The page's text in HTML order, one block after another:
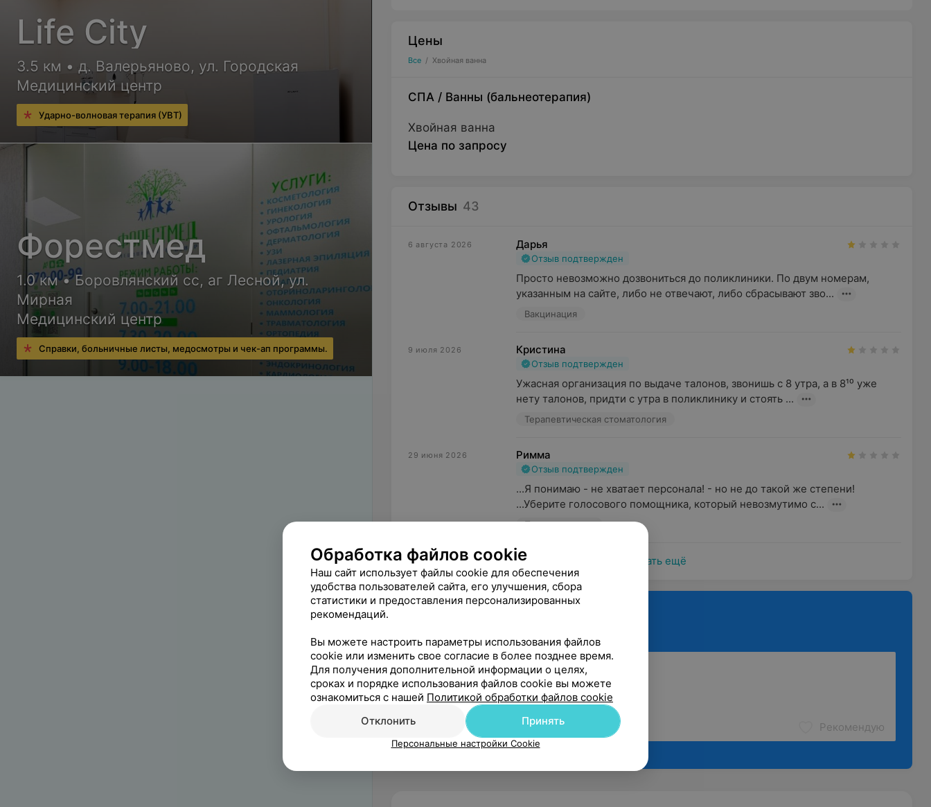
Цены
Все / Хвойная ванна
СПА/ Ванны (бальнеотерапия)
Хвойная ванна
Цена по запросу
Отзывы 43
6 августа 2026 Дарья
Отзыв подтвержден
Просто невозможно дозвониться до поликлиники. По двум номерам,
указанным на сайте, либо не отвечают, либо сбрасывают зво...
Вакцинация
9 июля 2026 Кристина
Отзыв подтвержден
Ужасная организация по выдаче талонов, звонишь с 8 утра, а в 8¹⁰ уже
нету талонов, придти с утра в поликлинику и стоять ...
Терапевтическая стоматология
29 июня 2026 Римма
Отзыв подтвержден
...Я понимаю - не хватает персонала! - но не до такой же степени!
...Уберите голосового помощника, который невозмутимо с...
Пульмонология
Показать ещё
Рекомендую
Life City
3.5 км • д. Валерьяново, ул. Городская
Медицинский центр
Ударно-волновая терапия (УВТ)
Форестмед
1.0 км • Боровлянский сс, аг Лесной, ул.
Мирная
Медицинский центр
Справки, больничные листы, медосмотры и чек-ап программы.
Обработка файлов cookie
Наш сайт использует файлы cookie для обеспечения
удобства пользователей сайта, его улучшения, сбора
статистики и предоставления персонализированных
рекомендаций.
Вы можете настроить параметры использования файлов
cookie или изменить свое согласие в более позднее время.
Для получения дополнительной информации о целях,
сроках и порядке использования файлов cookie вы можете
ознакомиться с нашей Политикой обработки файлов cookie
Отклонить
Принять
Персональные настройки Cookie